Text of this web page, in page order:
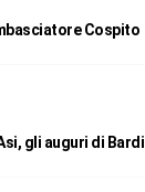
Cospito
gli auguri di Bardi